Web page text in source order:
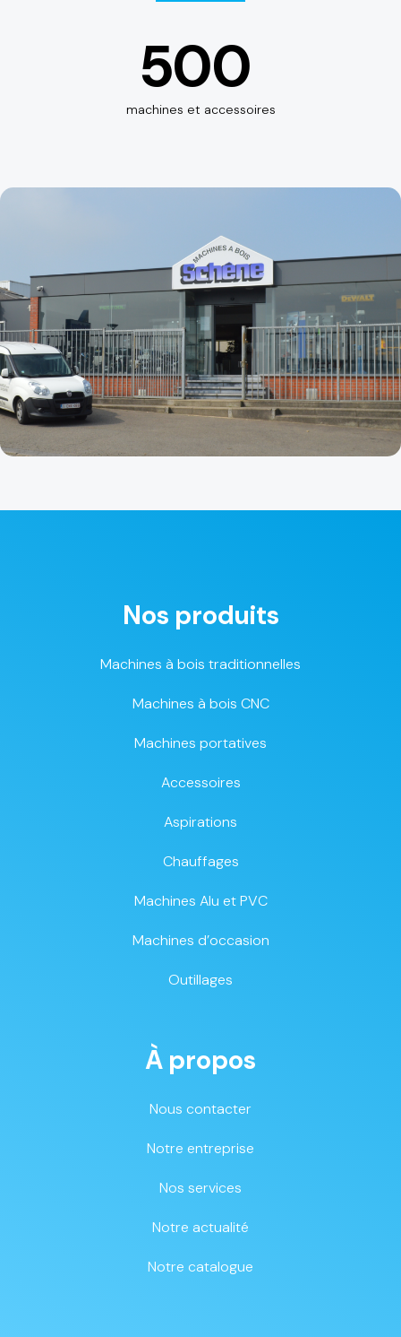
500
machines et accessoires
Nos produits
Machines à bois traditionnelles
Machines à bois CNC
Machines portatives
Accessoires
Aspirations
Chauffages
Machines Alu et PVC
Machines d’occasion
Outillages
À propos
Nous contacter
Notre entreprise
Nos services
Notre actualité
Notre catalogue